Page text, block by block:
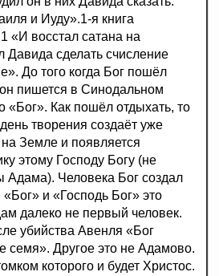
и Иуду».1-я книга
«И восстал сатана на
Давида сделать счисление
До того когда Бог пошёл
пишется в Синодальном
«Бог». Как пошёл отдыхать, то
творения создаёт уже
Земле и появляется
этому Господу Богу (не
Адама). Человека Бог создал
и «Господь Бог» это
далеко не первый человек.
убийства Авенля «Бог
семя». Другое это не Адамово.
которого и будет Христос.